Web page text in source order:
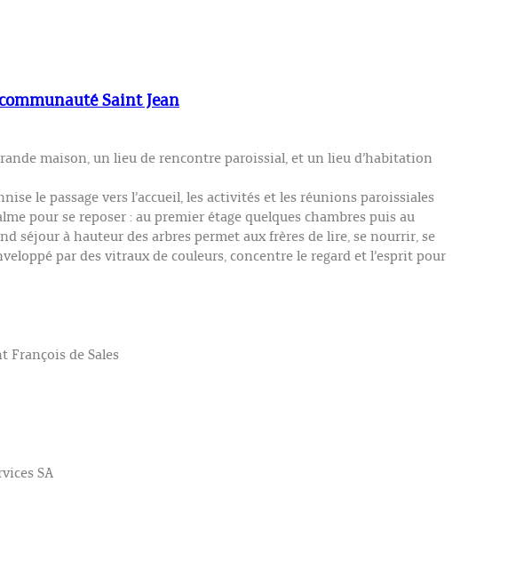
Saint Jean
maison, un lieu de rencontre paroissial, et un lieu d’habitation
le passage vers l’accueil, les activités et les réunions paroissiales
pour se reposer : au premier étage quelques chambres puis au
séjour à hauteur des arbres permet aux frères de lire, se nourrir, se
par des vitraux de couleurs, concentre le regard et l’esprit pour
François de Sales
SA